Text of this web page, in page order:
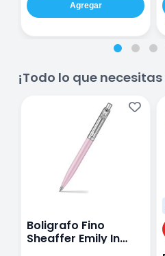
Agregar
¡Todo lo que
Boligrafo Fino
Sheaffer Emily In